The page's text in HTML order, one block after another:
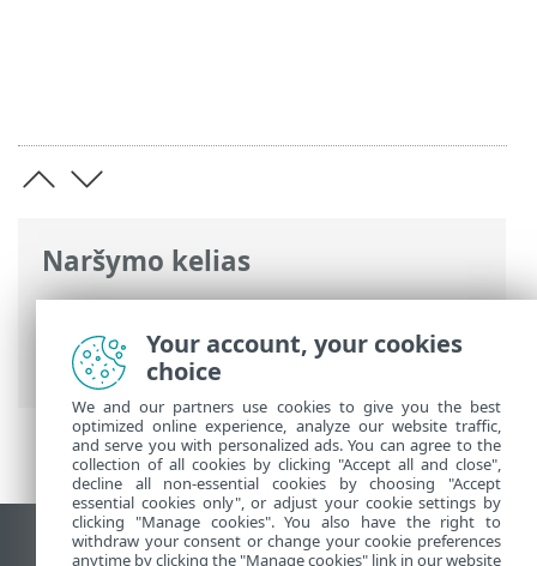
Naršymo kelias
ESET interneto žinynas>ESET Security
Ultimate
>Diegimas> Dialogo langai –
diegimas > Aktyvinimas > Registracija
Rodyti darbalaukio tinklavietę
Your account, your cookies
choice
We and our partners use cookies to give you the best
optimized online experience, analyze our website traffic,
and serve you with personalized ads. You can agree to the
collection of all cookies by clicking "Accept all and close",
decline all non-essential cookies by choosing "Accept
essential cookies only", or adjust your cookie settings by
clicking "Manage cookies". You also have the right to
withdraw your consent or change your cookie preferences
anytime by clicking the "Manage cookies" link in our website